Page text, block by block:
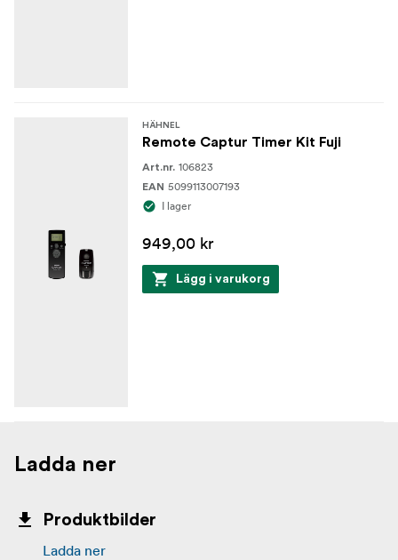
HÄHNEL
Remote Captur Timer Kit Fuji
Art.nr. 106823
EAN 5099113007193
I lager
949,00 kr
Lägg i varukorg
Ladda ner
Produktbilder
Ladda ner